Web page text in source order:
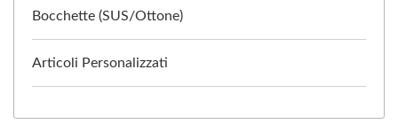
Bocchette (SUS/Ottone)
Articoli Personalizzati